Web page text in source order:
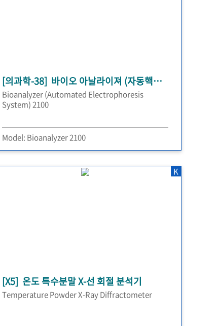
[의과학-38] 바이오 아날라이져 (자동핵산/단백질 분석시스템)
Bioanalyzer (Automated Electrophoresis
System) 2100
Model: Bioanalyzer 2100
[X5] 온도 특수분말 X-선 회절 분석기
Temperature Powder X-Ray Diffractometer
K